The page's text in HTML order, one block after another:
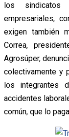
los sindicatos
empresariales,
exigen también
Correa,
Agrosúper,
colectivamente y
los integrantes
accidentes
común, que lo